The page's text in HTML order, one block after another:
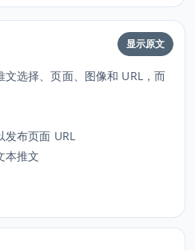
显示原文
选择、页面、图像和 URL，而
发布页面 URL
本推文